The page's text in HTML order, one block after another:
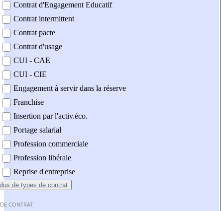
Contrat d'Engagement Educatif
Contrat intermittent
Contrat pacte
Contrat d'usage
CUI - CAE
CUI - CIE
Engagement à servir dans la réserve
Franchise
Insertion par l'activ.éco.
Portage salarial
Profession commerciale
Profession libérale
Reprise d'entreprise
de types de contrat
CONTRAT